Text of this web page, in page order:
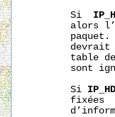
       Si
alors
devrait
table
sont
       Si
fixées